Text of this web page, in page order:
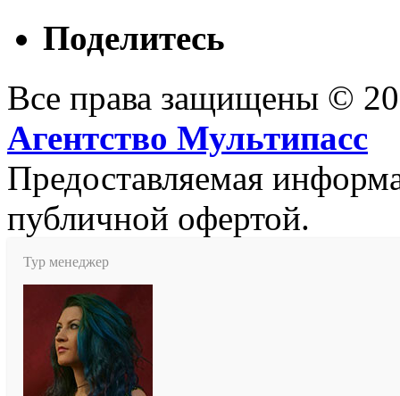
Поделитесь
Все права защищены ©
Агентство Мультипасс
Предоставляемая
публичной офертой.
Тур менеджер